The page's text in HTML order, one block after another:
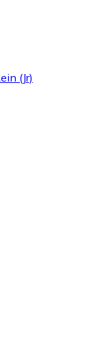
(Jr)